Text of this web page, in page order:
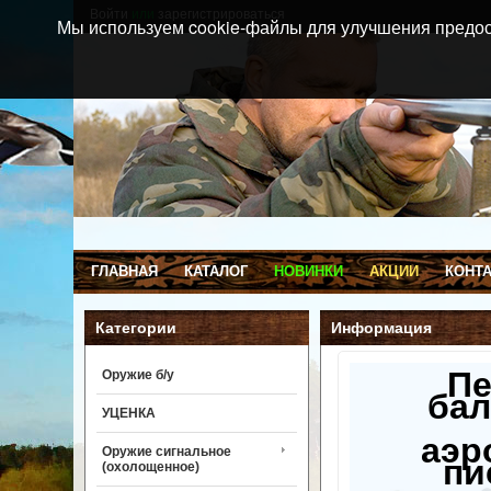
ГЛАВНАЯ КАТАЛОГ НОВИНКИ АКЦИИ
Категории
Оружие б/у
УЦЕНКА
Оружие сигнальное
(охолощенное)
Информация
Мы используем cookie-файлы для улучшения